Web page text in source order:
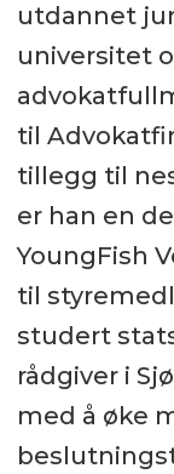
utdannet
universitet
til
tillegg til
er han en
YoungFish
til
studert
rådgiver i
med å øke